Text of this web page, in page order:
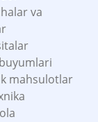
va
mahsulotlar